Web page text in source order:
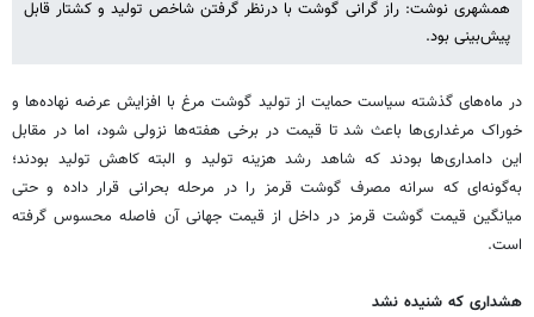
همشهری نوشت: راز گرانی گوشت با درنظر گرفتن شاخص تولید و کشتار قابل
پیش‌بینی بود.
در ماه‌های گذشته سیاست حمایت از تولید گوشت مرغ با افزایش عرضه نهاده‌ها و
خوراک مرغداری‌ها باعث شد تا قیمت در برخی هفته‌ها نزولی شود، اما در مقابل
این دامداری‌ها بودند که شاهد رشد هزینه تولید و البته کاهش تولید بودند؛
به‌گونه‌ای که سرانه مصرف گوشت قرمز را در مرحله بحرانی قرار داده و حتی
میانگین قیمت گوشت قرمز در داخل از قیمت جهانی آن فاصله محسوس گرفته
است.
هشداری که شنیده نشد